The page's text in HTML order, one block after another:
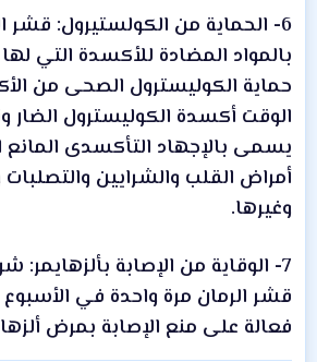
6- الحماية من الكولستيرول: قشر
بالمواد المضادة للأكسدة التي
حماية الكوليسترول الصحى من
الوقت أكسدة الكوليسترول الضار
يسمى بالإجهاد التأكسدى
أمراض القلب والشرايين
وغيرها.
7- الوقاية من الإصابة
قشر الرمان مرة واحدة في
فعالة على منع الإصابة بمرض